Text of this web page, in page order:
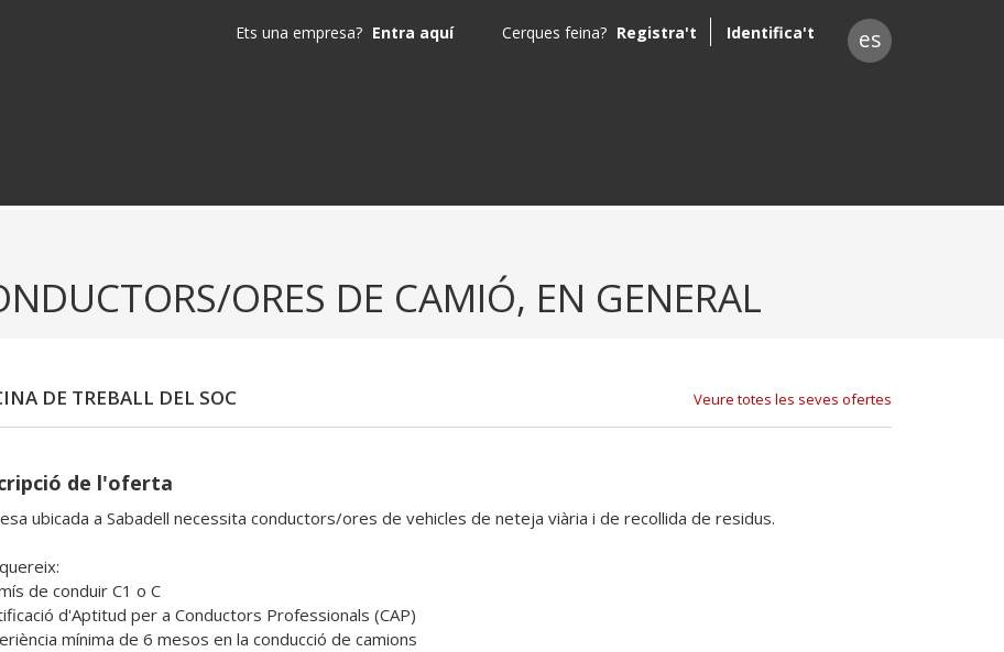
Ets una empresa? Entra aquí Cerques feina? Registra't Identifica't es
ORES DE CAMIÓ, EN GENERAL
DE TREBALL DEL SOC Veure totes les seves ofertes
de l'oferta
ubicada a Sabadell necessita conductors/ores de vehicles de neteja viària i de recollida de residus.
de conduir C1 o C
d'Aptitud per a Conductors Professionals (CAP)
mínima de 6 mesos en la conducció de camions